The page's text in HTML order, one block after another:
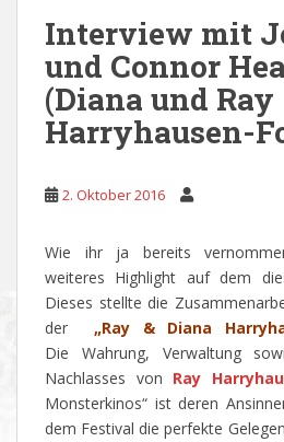
Interview mit
und Connor
(Diana und Ray
Harryhausen-
2. Oktober 2016
Wie ihr ja bereits
weiteres Highlight auf dem
Dieses stellte die
der „Ray & Diana
Die Wahrung, Verwaltung
Nachlasses von Ray
Monsterkinos“ ist deren
dem Festival die perfekte